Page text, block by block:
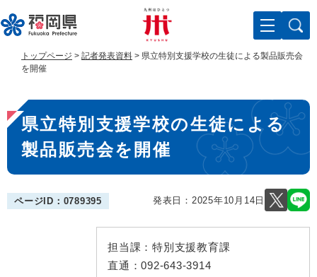
ー
ジ
す
。
ニ
ュ
し
て
へ
トップページ > 記者発表資料 > 県立特別支援学校の生徒による製品販売会
を開催
本
文
県立特別支援学校の生徒による
製品販売会を開催
ページID：0789395 発表日： 2025年10月14日
担当課： 特別支援教育課
直通：092-643-3914